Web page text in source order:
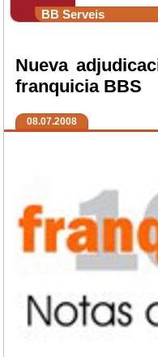
BB Serveis
Nueva
franquicia BBS
08.07.2008